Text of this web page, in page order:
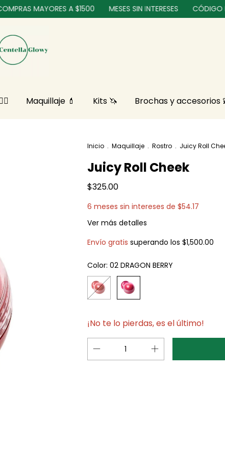
MAYORES A $1500 MESES SIN INTERESES CÓDIGO DE
Maquillaje ​💄 Kits 🦄 Brochas y accesorios
Inicio . Maquillaje . Rostro . Juicy Roll
Juicy Roll Cheek
$325.00
6 meses sin intereses de $54.17
Ver más detalles
Envío gratis superando los $1,500.00
Color: 02 DRAGON BERRY
¡No te lo pierdas, es el último!